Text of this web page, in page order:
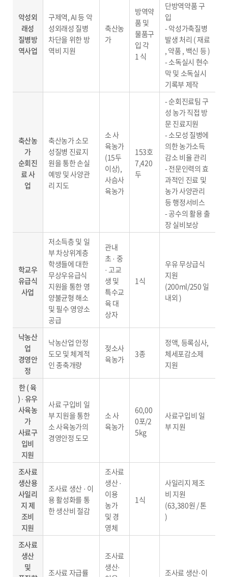
악성외
래성
질병방
역사업
구제역, AI 등 악
성외래성 질병
차단을 위한 방
역비 지원
축산농
가
방역약
품 및
물품구
입 각
1 식
단방역약품 구
입
- 악성가축질병
발생 처리 ( 재료
, 약품 , 백신 등 )
- 소독실시 현수
막 및 소독실시
기록부 제작
축산농
가
순회진
료 사
업
축산농가 소모
성질병 진료지
원을 통한 손실
예방 및 사양관
리 지도
소 사
육농가
(15두
이상),
사슴사
육농가
153호
7,420
두
- 순회진료팀 구
성 농가 직접 방
문 진료지원
- 소모성 질병에
의한 농가소득
감소 비율 관리
- 전문인력의 효
과적인 진료 및
농가 사양관리
등 행정서비스
- 공수의 활용 출
장 실비보상
학교우
유급식
사업
저소득층 및 일
부 차상위계층
학생들에 대한
무상우유급식
지원을 통한 영
양불균형 해소
및 필수 영양소
공급
관내
초 · 중
· 고교
생 및
특수교
육 대
상자
1식
우유 무상급식
지원
(200ml/250 일
내외 )
낙농산
업
경영안
정
낙농산업 안정
도모 및 체계적
인 종축개량
젖소사
육농가
3종
정액, 등록심사,
체세포감소제
지원
한 ( 육
) ∙ 유우
사육농
가
사료구
입비
지원
사료 구입비 일
부 지원을 통한
소 사육농가의
경영안정 도모
소 사
육농가
60,00
0포/2
5kg
사료구입비 일
부 지원
조사료
생산용
사일리
지 제
조비
지원
조사료 생산 · 이
용 활성화를 통
한 생산비 절감
조사료
생산 ·
이용
농가
및 경
영체
1식
사일리지 제조
비 지원
(63,380원 / 톤
)
조사료
생산
및
조사료 자급률
조사료
생산·
조사료 생산·이